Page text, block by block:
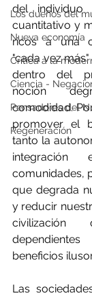
Los dueños del
Nueva economía
Crítica a la
Ciencia -
Pensadores del
Regeneración
del individuo
cuantitativo y
ricos a una
"cada vez
dentro del
noción
comodidad.
promover el
tanto la
comunidades,
que degrada
y reducir
beneficios
Las